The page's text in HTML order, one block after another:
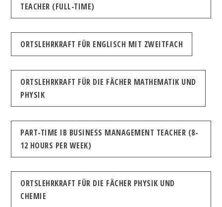
TEACHER (FULL-TIME)
ORTSLEHRKRAFT FÜR ENGLISCH MIT ZWEITFACH
ORTSLEHRKRAFT FÜR DIE FÄCHER MATHEMATIK UND
PHYSIK
PART-TIME IB BUSINESS MANAGEMENT TEACHER (8-
12 HOURS PER WEEK)
ORTSLEHRKRAFT FÜR DIE FÄCHER PHYSIK UND
CHEMIE